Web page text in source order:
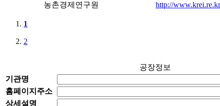
농촌경제연구원
http://
1
2
공장정보
기관명
홈페이지주소
상세설명